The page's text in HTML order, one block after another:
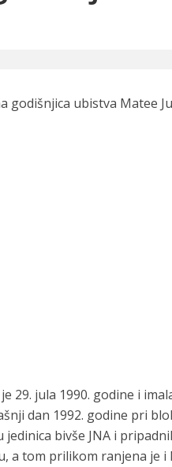
godišnjica ubistva Matee
29. jula 1990. godine i
dan 1992. godine pri
bivše JNA i
a tom prilikom ranjena je i